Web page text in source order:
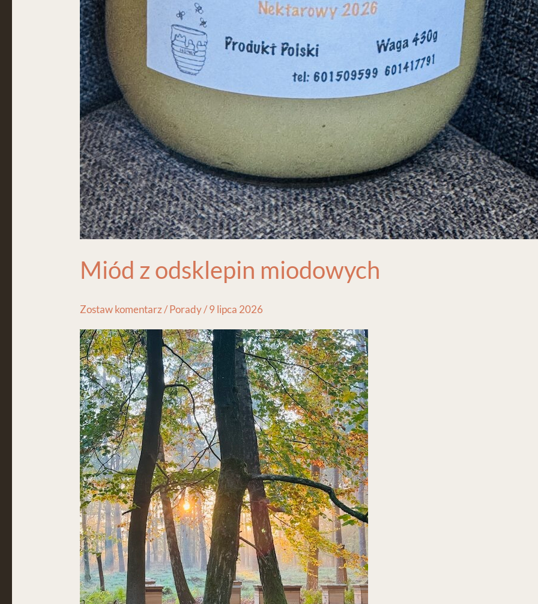
Miód z odsklepin miodowych
Zostaw komentarz/Porady/9 lipca 2026